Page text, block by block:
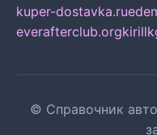
kuper-dostavka.ru
everafterclub.org
© Справочник